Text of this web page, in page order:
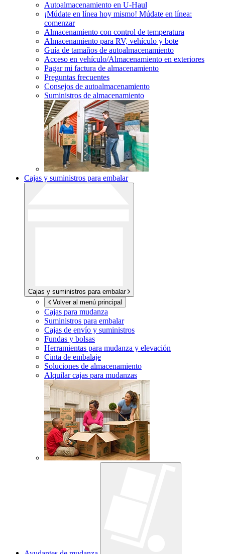
Autoalmacenamiento en U-Haul
¡Múdate en línea hoy mismo! Múdate en línea:
comenzar
Almacenamiento con control de temperatura
Almacenamiento para RV, vehículo y bote
Guía de tamaños de autoalmacenamiento
Acceso en vehículo/Almacenamiento en exteriores
Pagar mi factura de almacenamiento
Preguntas frecuentes
Consejos de autoalmacenamiento
Suministros de almacenamiento
Cajas y suministros para embalar
Cajas y suministros para embalar
Volver al menú principal
Cajas para mudanza
Suministros para embalar
Cajas de envío y suministros
Fundas y bolsas
Herramientas para mudanza y elevación
Cinta de embalaje
Soluciones de almacenamiento
Alquilar cajas para mudanzas